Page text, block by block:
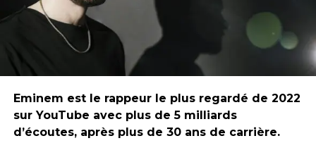
Eminem est le rappeur le plus regardé de 2022
sur YouTube avec plus de 5 milliards
d’écoutes, après plus de 30 ans de carrière.